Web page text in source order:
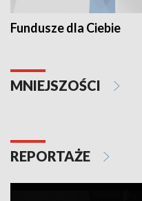
Fundusze dla Ciebie
MNIEJSZOŚCI
REPORTAŻE